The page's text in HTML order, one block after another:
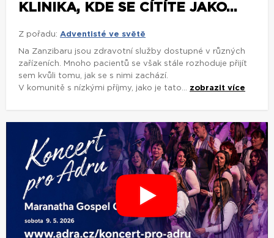
KLINIKA, KDE SE CÍTÍTE JAKO...
Z pořadu: Adventisté ve světě
Na Zanzibaru jsou zdravotní služby dostupné v různých
zařízeních. Mnoho pacientů se však stále rozhoduje přijít
sem kvůli tomu, jak se s nimi zachází.
V komunitě s nízkými příjmy, jako je tato... zobrazit více